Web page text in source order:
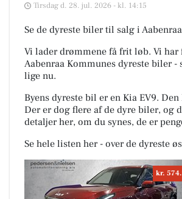
Tirsdag d. 28. jul. 2026 - kl. 14:15
Se de dyreste biler til salg i
Vi lader drømmene få frit løb. Vi har
Aabenraa Kommunes dyreste biler -
lige nu.
Byens dyreste bil er en Kia EV9. Den
Der er dog flere af de dyre biler, og
detaljer her, om du synes, de er
Se hele listen her - over de dyreste
kr.